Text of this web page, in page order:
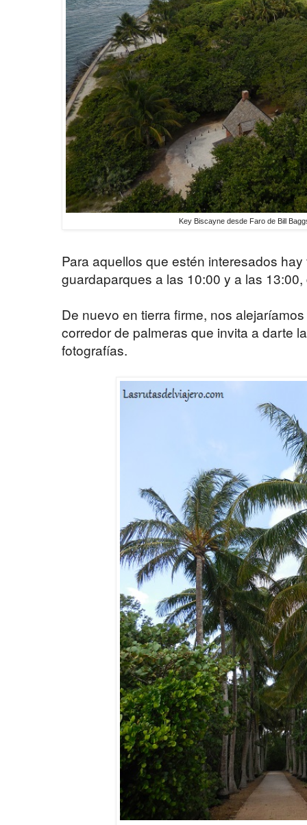
Key Biscayne desde Faro de Bill
Para aquellos que estén interesados
guardaparques a las 10:00 y a las
De nuevo en tierra firme, nos
corredor de palmeras que invita a darte
fotografías.